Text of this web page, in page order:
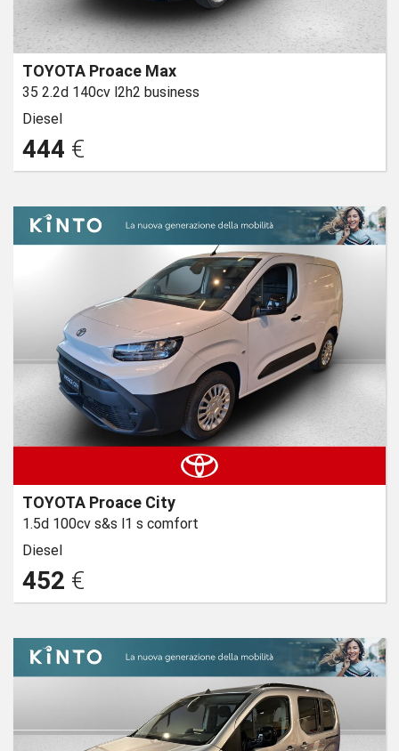
TOYOTA Proace Max
35 2.2d 140cv l2h2 business
Diesel
444 €
TOYOTA Proace City
1.5d 100cv s&s l1 s comfort
Diesel
452 €